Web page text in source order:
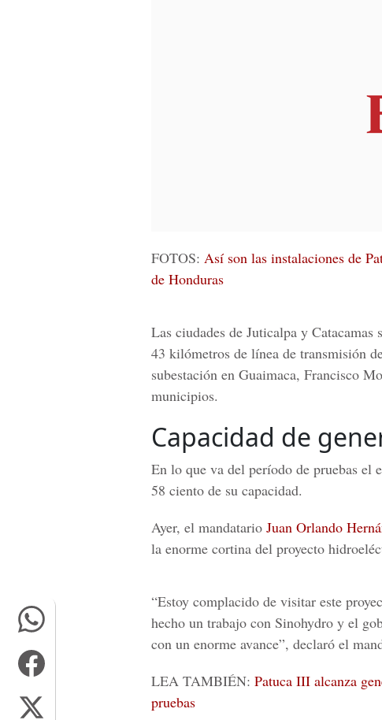
FOTOS: Así son las instalaciones de
de Honduras
Las ciudades de Juticalpa y Catacamas
43 kilómetros de línea de transmisión
subestación en Guaimaca, Francisco
municipios.
Capacidad de
En lo que va del período de pruebas el
58 ciento de su capacidad.
Ayer, el mandatario Juan Orlando
la enorme cortina del proyecto
“Estoy complacido de visitar este
hecho un trabajo con Sinohydro y el
con un enorme avance”, declaró el
LEA TAMBIÉN: Patuca III alcanza
pruebas